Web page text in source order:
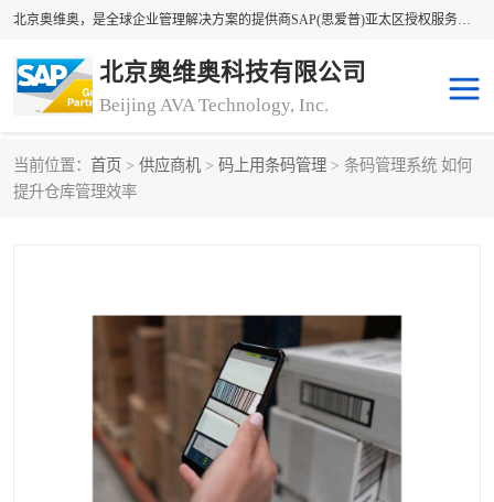
北京奥维奥，是全球企业管理解决方案的提供商SAP(思爱普)亚太区授权服务商领军者，SAP金牌服务商和代理商。企业ERP系统软件，SAP软件实施，17年来服务客户1500多家。提供SAP Business One，SAP Business ByDesign，SAP S/4HANA Cloud，SAP Analytics Cloud （分析云）等产品与解决方案。咨询专线：400-890-8880
北京奥维奥科技有限公司
Beijing AVA Technology, Inc.
当前位置： 首页 > 供应商机 > 码上用条码管理 > 条码管理系统 如何
提升仓库管理效率
sap系统
扫码系统
工厂ERP软件 制造业ERP系统
工厂ERP系统 皮具厂erp系统